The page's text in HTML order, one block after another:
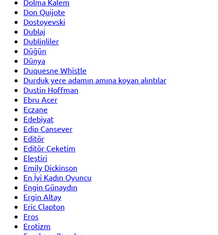
Dolma Kalem
Don Quijote
Dostoyevski
Dublaj
Dublinliler
Düğün
Dünya
Duquesne Whistle
Durduk yere adamın amına koyan alıntılar
Dustin Hoffman
Ebru Acer
Eczane
Edebiyat
Edip Cansever
Editör
Editör Ceketim
Eleştiri
Emily Dickinson
En İyi Kadın Oyuncu
Engin Günaydın
Ergin Altay
Eric Clapton
Eros
Erotizm